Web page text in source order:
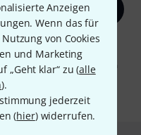
Anzeigen
Wenn das für
von Cookies
und Marketing
„Geht klar“ zu (alle
).
jederzeit
(hier) widerrufen.
Sie dem Erhalt von E-Mail-
Nutzungsverhaltens zu. Die
Informationen finden Sie in
.